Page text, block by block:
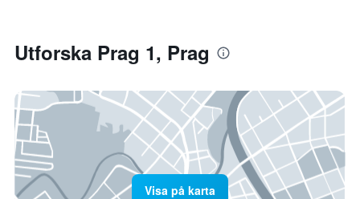
Utforska Prag 1, Prag
Visa på karta